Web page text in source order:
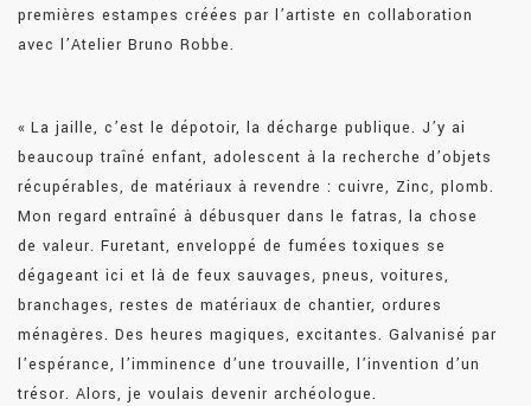
premières estampes créées par l’artiste en collaboration
avec l’Atelier Bruno Robbe.
« La jaille, c’est le dépotoir, la décharge publique. J’y ai
beaucoup traîné enfant, adolescent à la recherche d’objets
récupérables, de matériaux à revendre : cuivre, Zinc, plomb.
Mon regard entraîné à débusquer dans le fatras, la chose
de valeur. Furetant, enveloppé de fumées toxiques se
dégageant ici et là de feux sauvages, pneus, voitures,
branchages, restes de matériaux de chantier, ordures
ménagères. Des heures magiques, excitantes. Galvanisé par
l’espérance, l’imminence d’une trouvaille, l’invention d’un
trésor. Alors, je voulais devenir archéologue.